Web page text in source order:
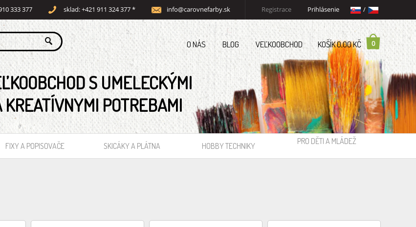
333 377 sklad: +421 911 324 377 * info@carovnefarby.sk Registrace Prihlásenie /
KOŠÍK 0,00 KČ 0
O NÁS BLOG VEĽKOOBCHOD
S UMELECKÝMI
KREATÍVNYMI POTREBAMI
FIXY A POPISOVAČE SKICÁKY A PLÁTNA HOBBY TECHNIKY PRO DĚTI A MLÁDEŽ